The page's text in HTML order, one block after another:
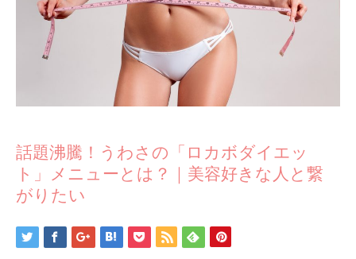
話題沸騰！うわさの「ロカボダイエッ
ト」メニューとは？｜美容好きな人と繋
がりたい